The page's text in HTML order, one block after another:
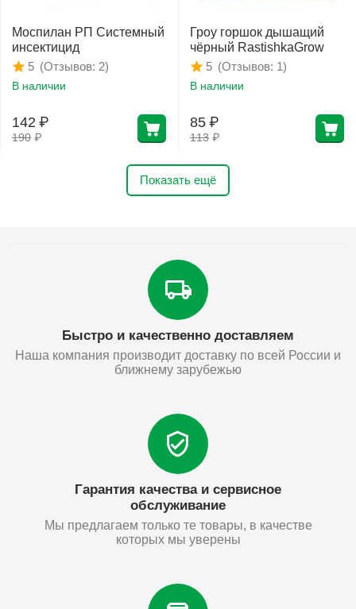
Моспилан РП Системный
инсектицид
(Отзывов: 2)
5
В наличии
190 ₽
142 ₽
Гроу горшок дышащий
чёрный RastishkaGrow
(Отзывов: 1)
5
В наличии
113 ₽
85 ₽
Показать ещё
Быстро и качественно доставляем
Наша компания производит доставку по всей России и
ближнему зарубежью
Гарантия качества и сервисное
обслуживание
Мы предлагаем только те товары, в качестве
которых мы уверены